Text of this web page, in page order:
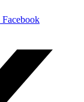
Facebook